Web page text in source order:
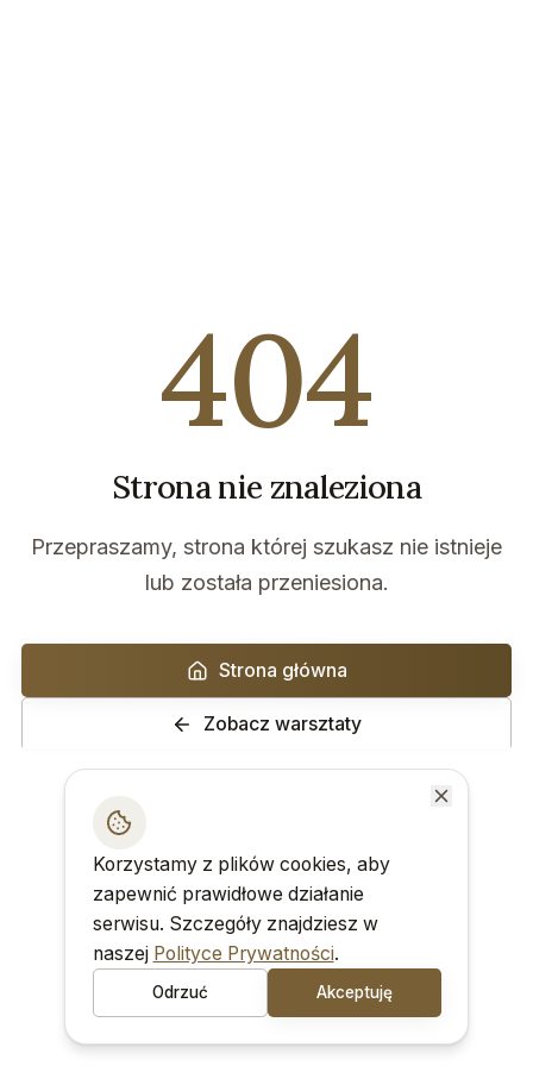
Korzystamy z plików cookies, aby
zapewnić prawidłowe działanie
serwisu. Szczegóły znajdziesz w
naszej Polityce Prywatności.
Odrzuć Akceptuję
404
Strona nie znaleziona
Przepraszamy, strona której szukasz nie istnieje
lub została przeniesiona.
Strona główna
Zobacz warsztaty